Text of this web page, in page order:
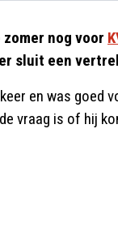
zomer nog voor
sluit een
en was goed
vraag is of hij